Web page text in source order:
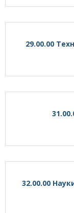
29.00.00
32.00.00